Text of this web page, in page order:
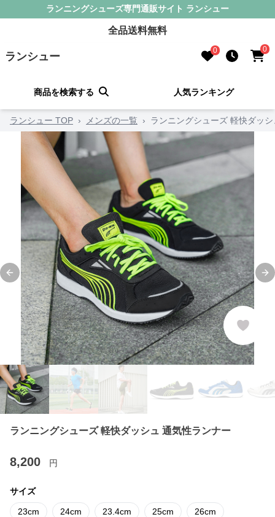
ランニングシューズ専門通販サイト ランシュー
全品送料無料
ランシュー 0 0
商品を検索する 人気ランキング
ランシュー TOP › メンズの一覧 › ランニングシューズ 軽快ダッ
Previous slide
ランニングシューズ 軽快ダッシュ 通気性ランナー
8,200 円
サイズ
23cm 24cm 23.4cm 25cm 26cm